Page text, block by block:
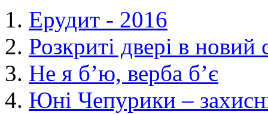
Ерудит - 2016
Розкриті двері в новий
Не я б’ю, верба б’є
Юні Чепурики –